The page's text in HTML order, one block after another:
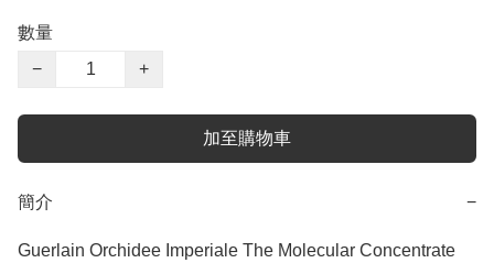
數量
−
+
加至購物車
簡介 −
Guerlain Orchidee Imperiale The Molecular Concentrate